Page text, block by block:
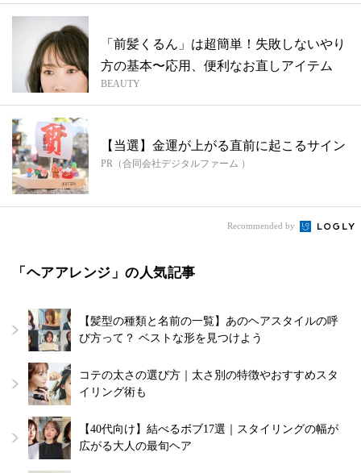
「前髪くるん」は超簡単！失敗しないやり
方の基本〜応用、便利なお直しアイテム
BEAUTY
【当選】金運が上がる直前に起こるサイン
PR（合同会社デジタルファーム ）
Recommended by
「ヘアアレンジ」の人気記事
【髪型の種類と名前の一覧】あのヘアスタイルの呼
び方って？ ベストな形を見つけよう
コテの太さの選び方｜太さ別の特徴やおすすめスタ
イリング術も
【40代向け】結べるボブ17選｜スタイリングの幅が
広がる大人の最旬ヘア